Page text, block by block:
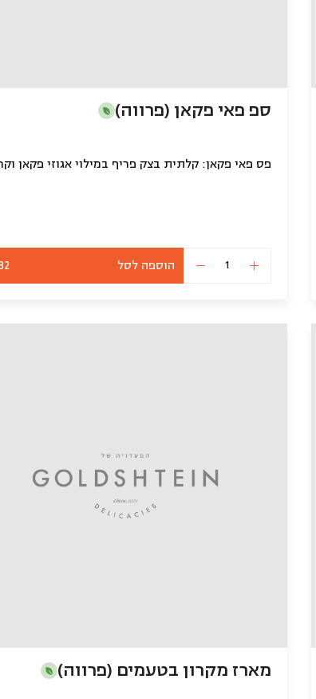
ספ פאי פקאן (פרווה)
פס פאי פקאן: קלתית בצק פריף במילוי אגוזי פקאן
כמות
של
פקאן
הוספה לסל
מארז מקרון בטעמים (פרווה)